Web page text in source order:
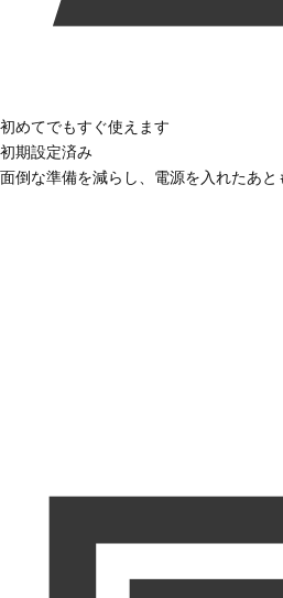
初めてでもすぐ使えます
初期設定済み
面倒な準備を減らし、電源を入れたあ